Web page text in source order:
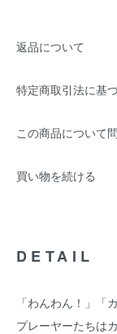
返品について
特定商取引法に基
この商品について
買い物を続ける
DETAIL
「わんわん！」「
プレーヤーたちは